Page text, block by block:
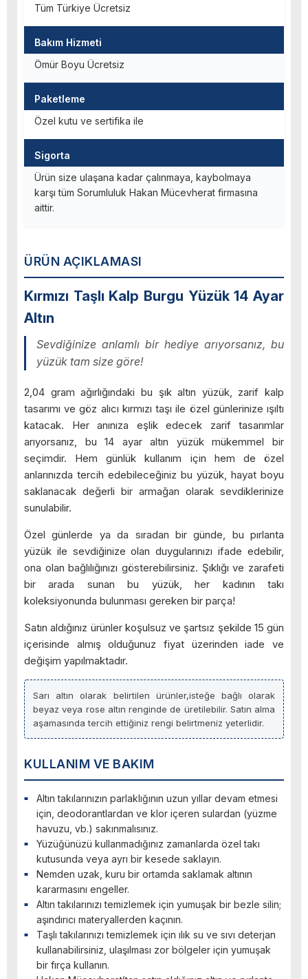
ÜRÜN AÇIKLAMASI
Kırmızı Taşlı Kalp Burgu Yüzük 14 Ayar
Altın
Sevdiğinize anlamlı bir hediye arıyorsanız, bu
yüzük tam size göre!
2,04 gram ağırlığındaki bu şık altın yüzük, zarif kalp
tasarımı ve göz alıcı kırmızı taşı ile özel günlerinize ışıltı
katacak. Her anınıza eşlik edecek zarif tasarımlar
arıyorsanız, bu 14 ayar altın yüzük mükemmel bir
seçimdir. Hem günlük kullanım için hem de özel
anlarınızda tercih edebileceğiniz bu yüzük, hayat boyu
saklanacak değerli bir armağan olarak sevdiklerinize
sunulabilir.
Özel günlerde ya da sıradan bir günde, bu pırlanta
yüzük ile sevdiğinize olan duygularınızı ifade edebilir,
ona olan bağlılığınızı gösterebilirsiniz. Şıklığı ve zarafeti
bir arada sunan bu yüzük, her kadının takı
koleksiyonunda bulunması gereken bir parça!
Satın aldığınız ürünler koşulsuz ve şartsız şekilde 15 gün
içerisinde almış olduğunuz fiyat üzerinden iade ve
değişim yapılmaktadır.
Sarı altın olarak belirtilen ürünler,isteğe bağlı olarak
beyaz veya rose altın renginde de üretilebilir. Satın alma
aşamasında tercih ettiğiniz rengi belirtmeniz yeterlidir.
Tüm Türkiye Ücretsiz
Bakım Hizmeti
Ömür Boyu Ücretsiz
Paketleme
Özel kutu ve sertifika ile
Sigorta
Ürün size ulaşana kadar çalınmaya, kaybolmaya
karşı tüm Sorumluluk Hakan Mücevherat firmasına
aittir.
KULLANIM VE BAKIM
Altın takılarınızın parlaklığının uzun yıllar devam etmesi
için, deodorantlardan ve klor içeren sulardan (yüzme
havuzu, vb.) sakınmalısınız.
Yüzüğünüzü kullanmadığınız zamanlarda özel takı
kutusunda veya ayrı bir kesede saklayın.
Nemden uzak, kuru bir ortamda saklamak altının
kararmasını engeller.
Altın takılarınızı temizlemek için yumuşak bir bezle silin;
aşındırıcı materyallerden kaçının.
Taşlı takılarınızı temizlemek için ılık su ve sıvı deterjan
kullanabilirsiniz, ulaşılması zor bölgeler için yumuşak
bir fırça kullanın.